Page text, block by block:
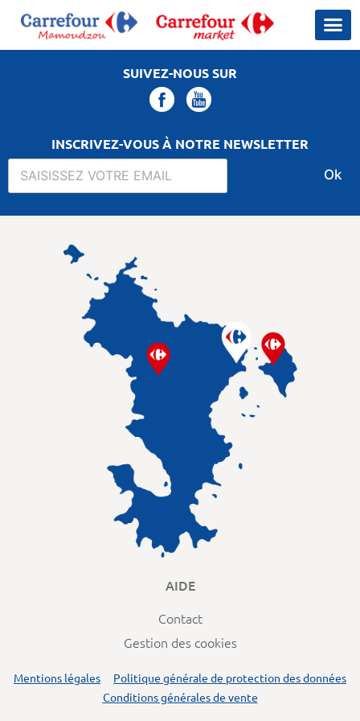
SUIVEZ-NOUS SUR
INSCRIVEZ-VOUS À NOTRE NEWSLETTER
Ok
AIDE
Contact
Gestion des cookies
Mentions légales
Politique générale de protection des données
Conditions générales de vente